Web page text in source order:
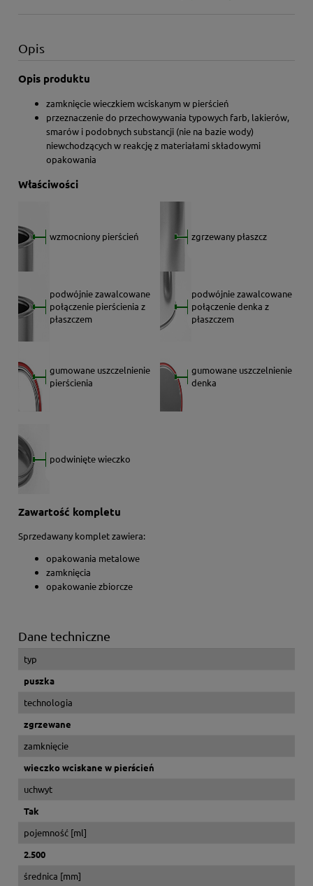
Opis
Opis produktu
zamknięcie wieczkiem wciskanym w pierścień
przeznaczenie do przechowywania typowych farb, lakierów,
smarów i podobnych substancji (nie na bazie wody)
niewchodzących w reakcję z materiałami składowymi
opakowania
Właściwości
wzmocniony pierścień zgrzewany płaszcz
podwójnie zawalcowane
połączenie pierścienia z
płaszczem
podwójnie zawalcowane
połączenie denka z
płaszczem
gumowane uszczelnienie
pierścienia
gumowane uszczelnienie
denka
podwinięte wieczko
Zawartość kompletu
Sprzedawany komplet zawiera:
opakowania metalowe
zamknięcia
opakowanie zbiorcze
Dane techniczne
typ
puszka
technologia
zgrzewane
zamknięcie
wieczko wciskane w pierścień
uchwyt
Tak
pojemność [ml]
2.500
średnica [mm]